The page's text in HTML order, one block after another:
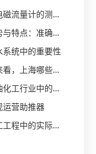
测量精度和稳定性
确测量与数据积算
统中的重要性
流量计厂家的口碑较好？
重要应用及经验分享
运营助推器
中的实际应用